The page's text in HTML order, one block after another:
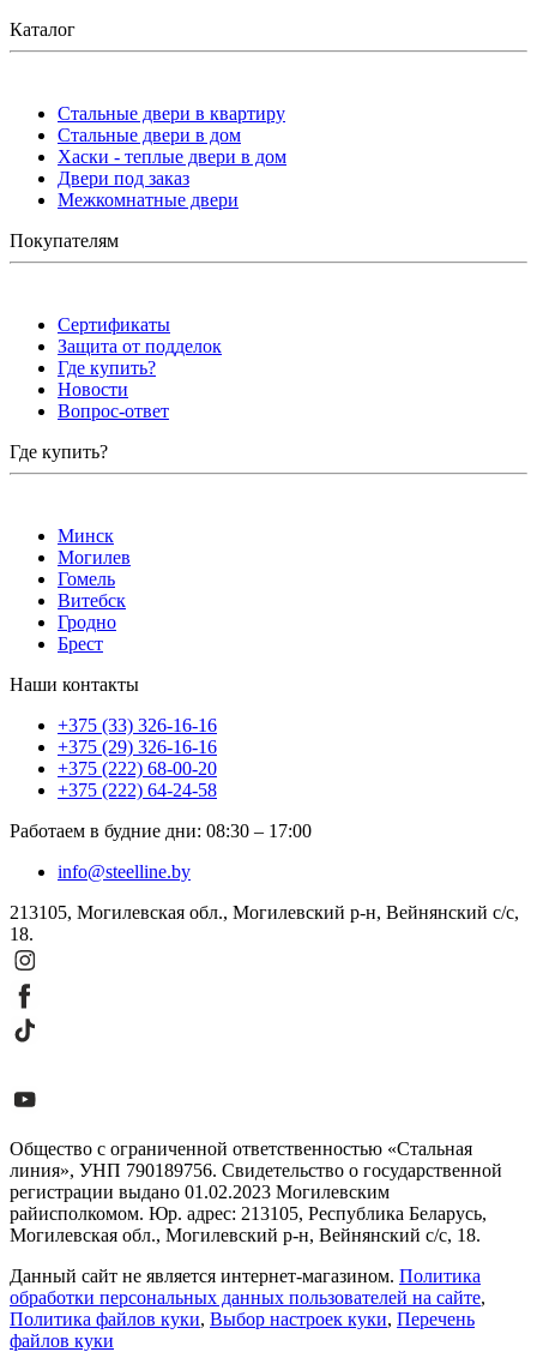
Каталог
Стальные двери в квартиру
Стальные двери в дом
Хаски - теплые двери в дом
Двери под заказ
Межкомнатные двери
Покупателям
Сертификаты
Защита от подделок
Где купить?
Новости
Вопрос-ответ
Где купить?
Минск
Могилев
Гомель
Витебск
Гродно
Брест
Наши контакты
+375 (33) 326-16-16
+375 (29) 326-16-16
+375 (222) 68-00-20
+375 (222) 64-24-58
Работаем в будние дни: 08:30 – 17:00
info@steelline.by
213105, Могилевская обл., Могилевский р-н, Вейнянский с/с,
18.
Общество с ограниченной ответственностью «Стальная
линия», УНП 790189756. Свидетельство о государственной
регистрации выдано 01.02.2023 Могилевским
райисполкомом. Юр. адрес: 213105, Республика Беларусь,
Могилевская обл., Могилевский р-н, Вейнянский с/с, 18.
Данный сайт не является интернет-магазином. Политика
обработки персональных данных пользователей на сайте,
Политика файлов куки, Выбор настроек куки, Перечень
файлов куки